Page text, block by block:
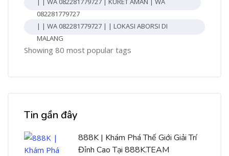
082281779727
| | WA 082281779727 | | LOKASI ABORSI DI
MALANG
Showing 80 most popular tags
Tin gần đây
888K | Khám Phá Thế Giới Giải Trí
Đỉnh Cao Tại 888K.TEAM